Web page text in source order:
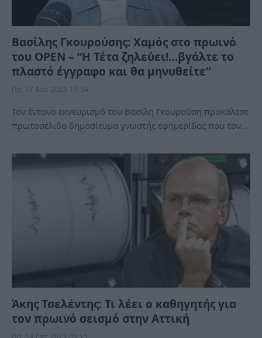
Βασίλης Γκουρούσης: Χαμός στο πρωινό
του ΟΡΕΝ – “Η Τέτα ζηλεύει!…βγάλτε το
πλαστό έγγραφο και θα μηνυθείτε”
Πα, 17 Νοέ 2023 11:34
Τον έντονο εκνευρισμό του Βασίλη Γκουρούση προκάλεσε
πρωτοσέλιδο δημοσίευμα γνωστής εφημερίδας που τον…
Άκης Τσελέντης: Τι λέει ο καθηγητής για
τον πρωινό σεισμό στην Αττική